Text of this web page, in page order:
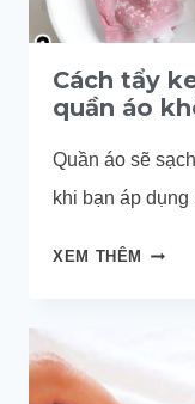
Cách tẩy
quần áo
Quần áo sẽ
khi bạn áp dụng
XEM THÊM
CÁCH